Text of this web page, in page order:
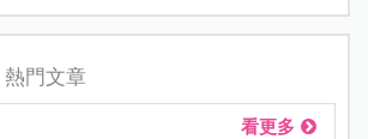
熱門文章
看更多